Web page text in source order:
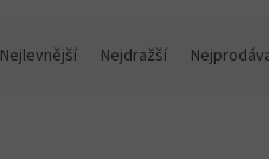
Nejlevnější Nejdražší